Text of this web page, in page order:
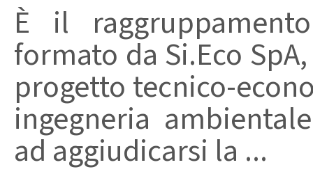
È il
formato da Si.Eco
progetto tecnico-
ingegneria
ad aggiudicarsi la ...